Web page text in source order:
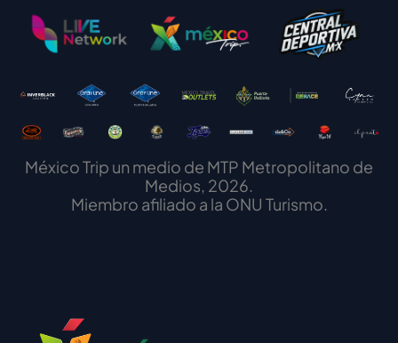
México Trip un medio de MTP Metropolitano de
Medios, 2026.
Miembro afiliado a la ONU Turismo.